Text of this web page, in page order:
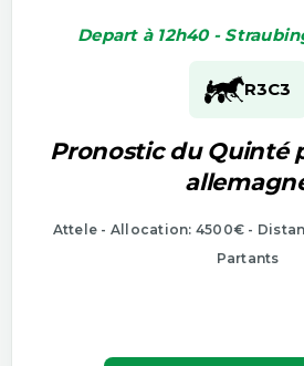
Depart à 12h40 -
R3C3
Pronostic du Quinté
Attele - Allocation: 4500€ -
Partants